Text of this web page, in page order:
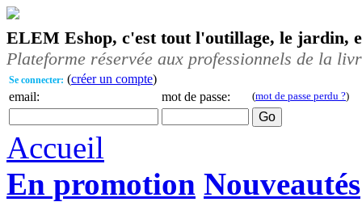
ELEM Eshop, c'est tout l'outillage, le jardin,
Plateforme réservée aux professionnels de la
Se connecter: (créer un compte)
email:
mot de passe: (mot de passe perdu ?)
Accueil
En promotion Nouveautés